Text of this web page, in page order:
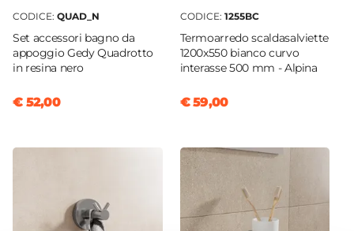
Forma
Rotonda
Colore Coperchio
Finitura
CODICE: QUAD_N
Set accessori bagno da
appoggio Gedy Quadrotto
in resina nero
€ 52,00
CODICE: 1255BC
Termoarredo scaldasalviette
1200x550 bianco curvo
interasse 500 mm - Alpina
€ 59,00